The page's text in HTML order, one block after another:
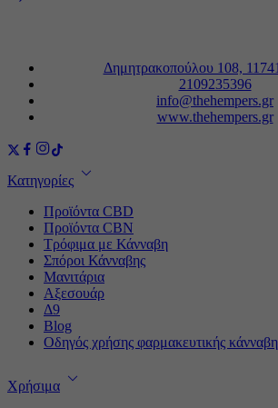
Δημητρακοπούλου 108,
2109235396
info@thehempers.gr
www.thehempers.gr
Κατηγορίες
Προϊόντα CBD
Προϊόντα CBN
Τρόφιμα με Κάνναβη
Σπόροι Κάνναβης
Μανιτάρια
Αξεσουάρ
Δ9
Blog
Οδηγός χρήσης φαρμακευτικής
Χρήσιμα